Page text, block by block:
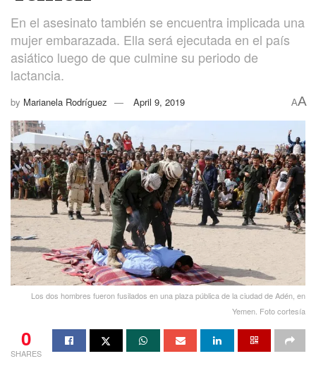
En el asesinato también se encuentra implicada una
mujer embarazada. Ella será ejecutada en el país
asiático luego de que culmine su periodo de
lactancia.
by Marianela Rodríguez April 9, 2019 AA
Los dos hombres fueron fusilados en una plaza pública de la ciudad de Adén, en
Yemen. Foto cortesía
0
SHARES